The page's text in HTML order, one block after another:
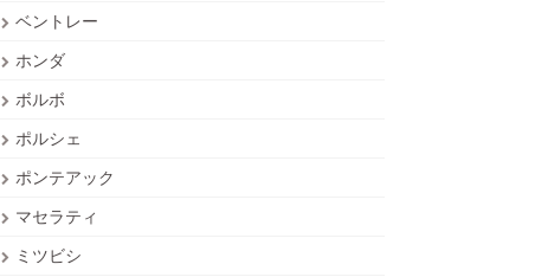
ベントレー
ホンダ
ボルボ
ポルシェ
ポンテアック
マセラティ
ミツビシ